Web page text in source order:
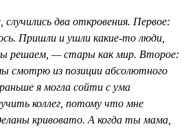
случились два откровения. Первое:
Пришли и ушли какие-то люди,
решаем, — стары как мир. Второе:
смотрю из позиции абсолютного
я могла сойти с ума
коллег, потому что мне
кривовато. А когда ты мама,